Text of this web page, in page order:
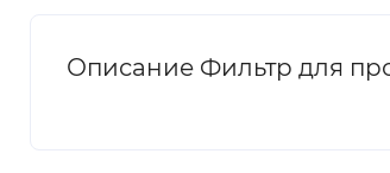
Описание Фильтр для